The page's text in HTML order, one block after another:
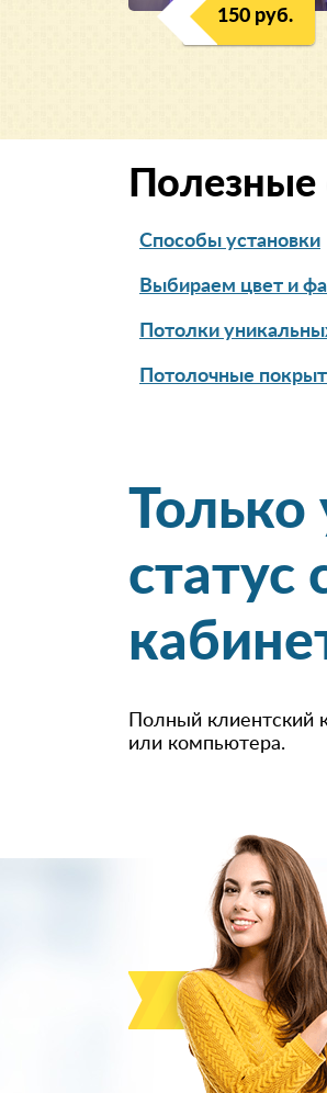
150 руб.
Полезные
Способы установки
Выбираем цвет и
Потолки
Потолочные
Только
статус
Полный клиентский
или компьютера.